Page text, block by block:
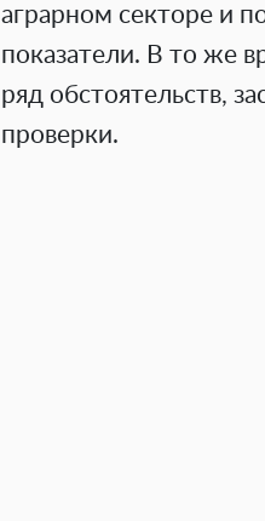
аграрном секторе и
показатели. В то же
ряд обстоятельств,
проверки.